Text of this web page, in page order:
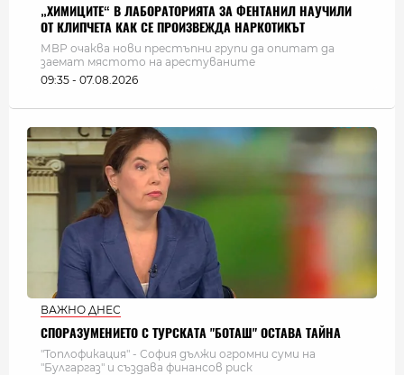
„ХИМИЦИТЕ“ В ЛАБОРАТОРИЯТА ЗА ФЕНТАНИЛ НАУЧИЛИ
ОТ КЛИПЧЕТА КАК СЕ ПРОИЗВЕЖДА НАРКОТИКЪТ
МВР очаква нови престъпни групи да опитат да
заемат мястото на арестуваните
09:35 - 07.08.2026
ВАЖНО ДНЕС
СПОРАЗУМЕНИЕТО С ТУРСКАТА "БОТАШ" ОСТАВА ТАЙНА
"Топлофикация" - София дължи огромни суми на
"Булгаргаз" и създава финансов риск